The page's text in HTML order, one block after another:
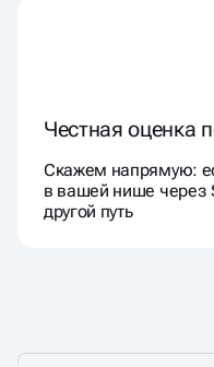
Честная оценка
Скажем напрямую:
в вашей нише через
другой путь